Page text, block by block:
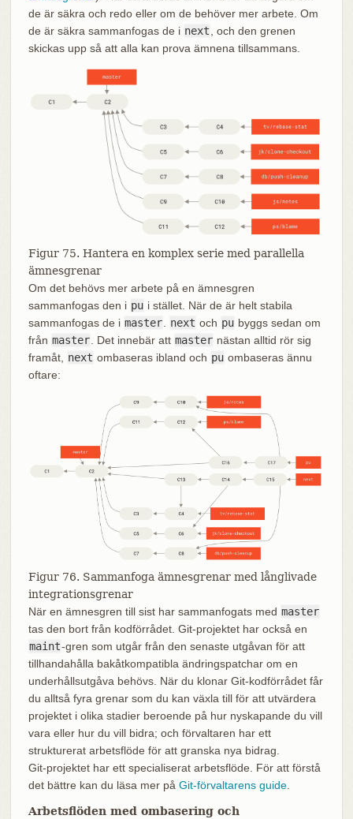
de är säkra och redo eller om de behöver mer arbete. Om
de är säkra sammanfogas de i next, och den grenen
skickas upp så att alla kan prova ämnena tillsammans.
Figur 75. Hantera en komplex serie med parallella
ämnesgrenar
Om det behövs mer arbete på en ämnesgren
sammanfogas den i pu i stället. När de är helt stabila
sammanfogas de i master. next och pu byggs sedan om
från master. Det innebär att master nästan alltid rör sig
framåt, next ombaseras ibland och pu ombaseras ännu
oftare:
Figur 76. Sammanfoga ämnesgrenar med långlivade
integrationsgrenar
När en ämnesgren till sist har sammanfogats med master
tas den bort från kodförrådet. Git‑projektet har också en
maint-gren som utgår från den senaste utgåvan för att
tillhandahålla bakåtkompatibla ändringspatchar om en
underhållsutgåva behövs. När du klonar Git‑kodförrådet får
du alltså fyra grenar som du kan växla till för att utvärdera
projektet i olika stadier beroende på hur nyskapande du vill
vara eller hur du vill bidra; och förvaltaren har ett
strukturerat arbetsflöde för att granska nya bidrag.
Git‑projektet har ett specialiserat arbetsflöde. För att förstå
det bättre kan du läsa mer på Git‑förvaltarens guide.
Arbetsflöden med ombasering och